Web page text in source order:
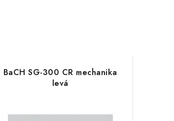
BaCH SG-300 CR mechanika
levá